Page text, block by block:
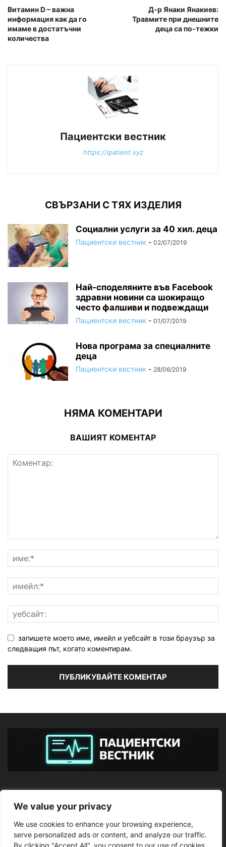
We value your privacy
We use cookies to enhance your browsing experience,
serve personalized ads or content, and analyze our traffic.
By clicking "Accept All", you consent to our use of cookies.
Витамин D – важна
информация как да го
имаме в достатъчни
количества
Д-р Янаки Янакиев:
Травмите при днешните
деца са по-тежки
Пациентски вестник
https://ipatient.xyz
СВЪРЗАНИ С ТЯХ ИЗДЕЛИЯ
Социални услуги за 40 хил. деца
Пациентски вестник - 02/07/2019
Най-споделяните във Facebook
здравни новини са шокиращо
често фалшиви и подвеждащи
Пациентски вестник - 01/07/2019
Нова програма за специалните
деца
Пациентски вестник - 28/06/2019
НЯМА КОМЕНТАРИ
ВАШИЯТ КОМЕНТАР
запишете моето име, имейл и уебсайт в този браузър за
следващия път, когато коментирам.
ПОСЛЕДВАЙТЕ НИ